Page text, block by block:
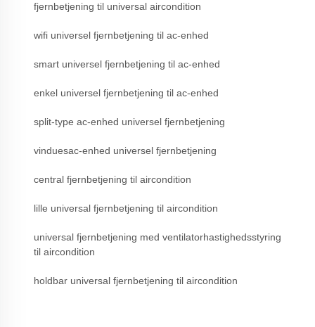
fjernbetjening til universal aircondition
wifi universel fjernbetjening til ac-enhed
smart universel fjernbetjening til ac-enhed
enkel universel fjernbetjening til ac-enhed
split-type ac-enhed universel fjernbetjening
vinduesac-enhed universel fjernbetjening
central fjernbetjening til aircondition
lille universal fjernbetjening til aircondition
universal fjernbetjening med ventilatorhastighedsstyring
til aircondition
holdbar universal fjernbetjening til aircondition